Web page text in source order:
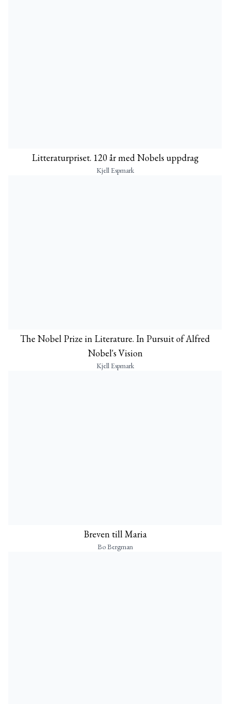
Litteraturpriset. 120 år med Nobels uppdrag
Kjell Espmark
The Nobel Prize in Literature. In Pursuit of Alfred
Nobel's Vision
Kjell Espmark
Breven till Maria
Bo Bergman